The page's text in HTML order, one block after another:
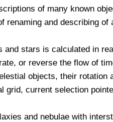
of many known
ren­aming and describ­ing
and stars is cal­cu­la­ted in
or rever­se the flow of
objects, their rota­ti­on
grid, cur­rent sel­ec­tion
and nebu­lae with